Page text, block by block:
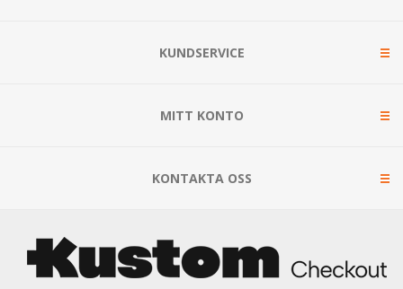
KUNDSERVICE
MITT KONTO
KONTAKTA OSS